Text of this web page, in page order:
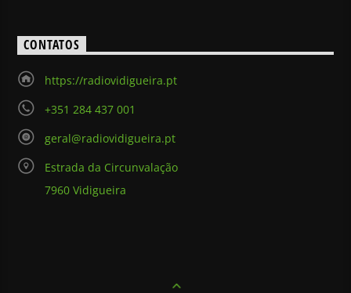
CONTATOS
https://radiovidigueira.pt
+351 284 437 001
geral@radiovidigueira.pt
Estrada da Circunvalação
7960 Vidigueira